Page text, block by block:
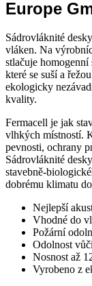
Europe
Sádrovláknité desky
vláken. Na
stlačuje homogenní
které se suší a
ekologicky
kvality.
Fermacell je jak
vlhkých místností.
pevnosti, ochrany
Sádrovláknité
stavebně-
dobrému klimatu
Nejlepší
Vhodné do
Požární
Odolnost
Nosnost až
Vyrobeno z